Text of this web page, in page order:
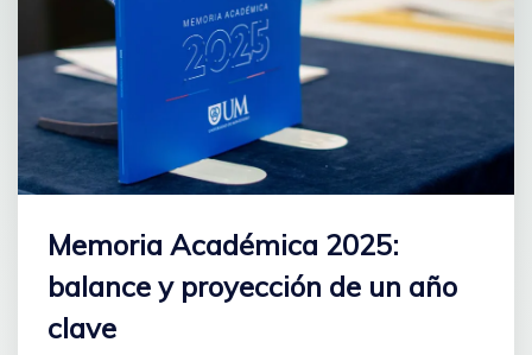
Memoria Académica 2025:
balance y proyección de un año
clave